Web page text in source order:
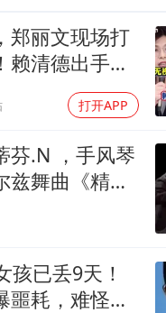
郑丽文现场打
赖清德出手，
打开APP
芬.N ，手风琴
兹舞曲《精
孩已丢9天！
噩耗，难怪搜